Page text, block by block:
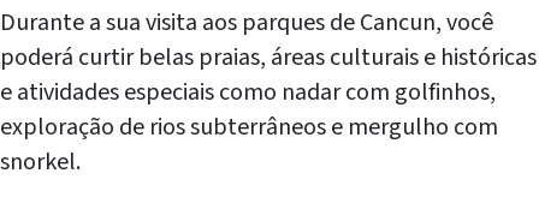
Durante a sua visita aos parques de Cancun, você
poderá curtir belas praias, áreas culturais e históricas
e atividades especiais como nadar com golfinhos,
exploração de rios subterrâneos e mergulho com
snorkel.